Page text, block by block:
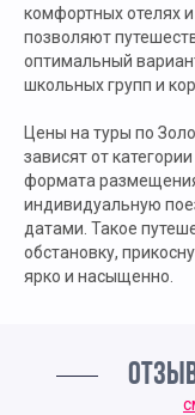
комфортных отелях
позволяют
оптимальный
школьных групп и
Цены на туры по
зависят от
формата
индивидуальную
датами. Такое
обстановку,
ярко и насыщенно.